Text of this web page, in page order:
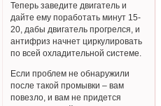
Теперь заведите двигатель и
дайте ему поработать минут 15-
20, дабы двигатель прогрелся, и
антифриз начнет циркулировать
по всей охладительной системе.
Если проблем не обнаружили
после такой промывки – вам
повезло, и вам не придется